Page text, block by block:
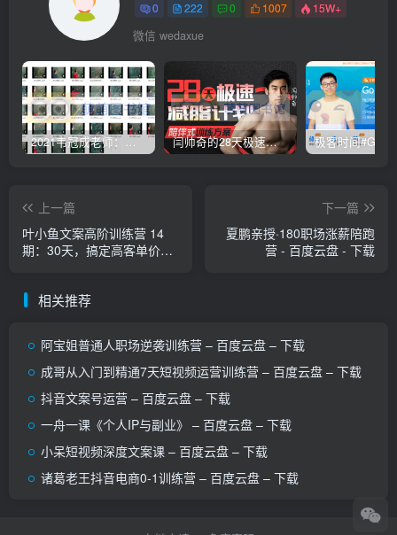
0 222 0 1007 15W+
微信 wedaxue
2021韦冠成老师：韦氏天星风水《秘传二十四山吉凶占断要法》 – 百度云盘 – 下载 闫帅奇的28天极速减脂计划 – 网盘分享 – 下载
上一篇
叶小鱼文案高阶训练营 14
期：30天，搞定高客单价文
下一篇
夏鹏亲授·180职场涨薪陪跑
营 - 百度云盘 - 下载
相关推荐
阿宝姐普通人职场逆袭训练营 – 百度云盘 – 下载
成哥从入门到精通7天短视频运营训练营 – 百度云盘 – 下载
抖音文案号运营 – 百度云盘 – 下载
一舟一课《个人IP与副业》 – 百度云盘 – 下载
小呆短视‬频深度文案课 – 百度云盘 – 下载
诸葛老王抖音电商0-1训练营 – 百度云盘 – 下载